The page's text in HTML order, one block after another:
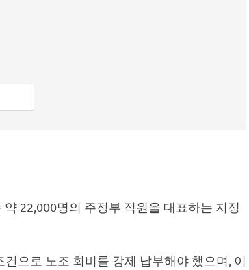
22,000명의 주정부 직원을 대표하는 지정
으로 노조 회비를 강제 납부해야 했으며, 이